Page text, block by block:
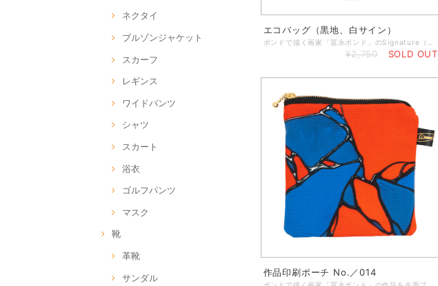
ネクタイ
ブルゾンジャケット
スカーフ
レギンス
ワイドパンツ
シャツ
スカート
浴衣
ゴルフパンツ
マスク
靴
革靴
サンダル
エコバッグ（黒地、白サイン）
¥2,750 SOLD OUT
作品印刷ポーチ No.／014